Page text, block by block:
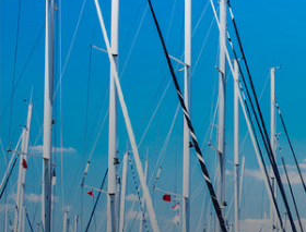
MATIS PARIS
http://www.matis-paris.fr/
Le site Étude de cas